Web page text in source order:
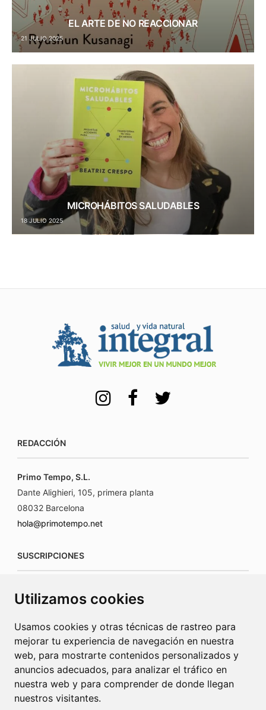
Utilizamos cookies
Usamos cookies y otras técnicas de rastreo para
mejorar tu experiencia de navegación en nuestra
web, para mostrarte contenidos personalizados y
anuncios adecuados, para analizar el tráfico en
nuestra web y para comprender de donde llegan
nuestros visitantes.
EL ARTE DE NO REACCIONAR
21 JULIO 2025
MICROHÁBITOS SALUDABLES
18 JULIO 2025
REDACCIÓN
Primo Tempo, S.L.
Dante Alighieri, 105, primera planta
08032 Barcelona
hola@primotempo.net
SUSCRIPCIONES
www.connecorrevistas.com
PUBLICIDAD